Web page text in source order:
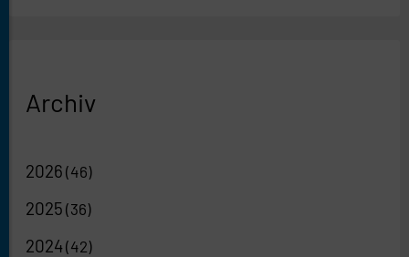
Archiv
2026 (46)
2025 (36)
2024 (42)